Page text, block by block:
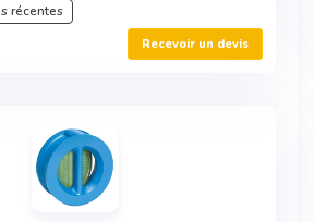
récentes
Recevoir un devis